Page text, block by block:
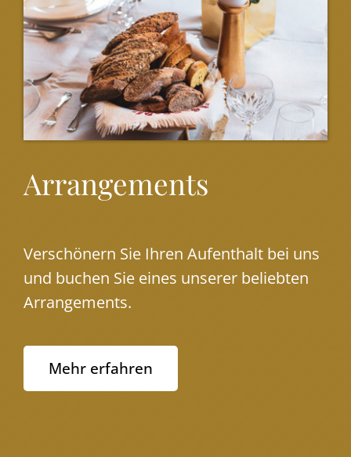
Arrangements
Verschönern Sie Ihren Aufenthalt bei uns
und buchen Sie eines unserer beliebten
Arrangements.
Mehr erfahren